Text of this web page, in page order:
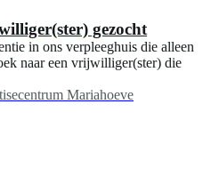
gezocht
in ons verpleeghuis die alleen
naar een vrijwilliger(ster) die
Mariahoeve